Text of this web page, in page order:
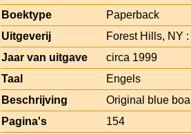
Boektype
Paperback
Uitgeverij
Forest Hills, NY
Jaar van uitgave
circa 1999
Taal
Engels
Beschrijving
Original blue
Pagina's
154